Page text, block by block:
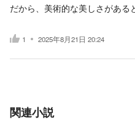
だから、美術的な美しさがある
1 2025年8月21日 20:24
関連小説